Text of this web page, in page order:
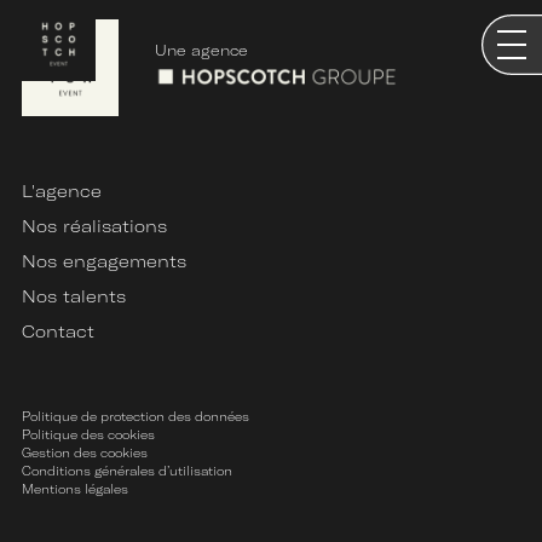
Une agence
L'agence
Nos réalisations
Nos engagements
Nos talents
Contact
Politique de protection des données
Politique des cookies
Gestion des cookies
Conditions générales d’utilisation
Mentions légales